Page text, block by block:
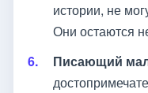
истории, не
Они остаются
Писающий